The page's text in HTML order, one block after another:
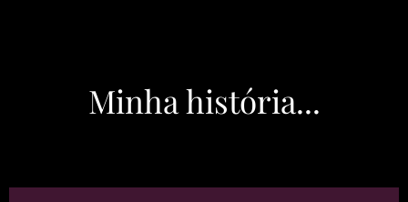
Minha história...